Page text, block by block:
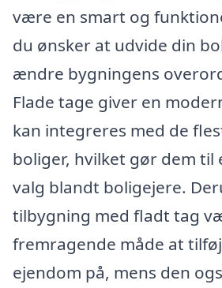
være en smart og
du ønsker at udvide din
ændre bygningens
Flade tage giver en
kan integreres med de
boliger, hvilket gør dem
valg blandt boligejere.
tilbygning med fladt tag
fremragende måde at
ejendom på, mens den